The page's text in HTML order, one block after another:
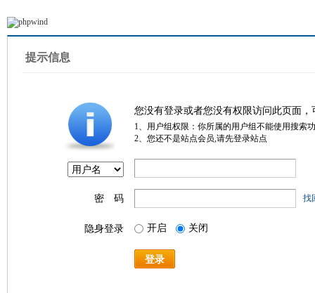
提示信息
您没有登录或者您没有权限访问此页面
1、用户组权限：你所属的用户组不能使用搜索
2、您还不是站点会员,请先登录站点
密 码 找
隐身登录 开启 关闭
登录